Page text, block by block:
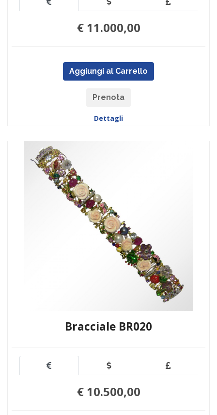
€ 11.000,00
Aggiungi al Carrello
Prenota
Dettagli
Bracciale BR020
€ 10.500,00